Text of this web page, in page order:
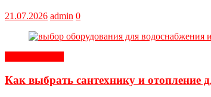
21.07.2026 admin 0
Как выбрать сантехнику и отопление